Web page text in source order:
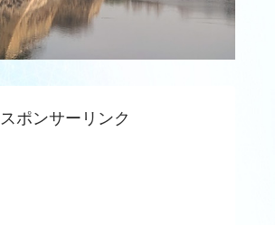
スポンサーリンク